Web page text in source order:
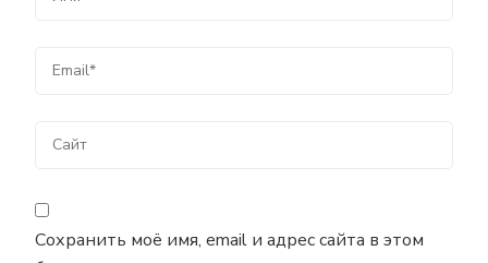
Сохранить моё имя, email и адрес сайта в этом